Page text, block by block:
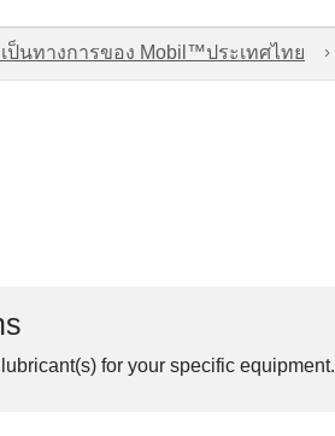
นทางการของ Mobil™ประเทศไทย
for your specific equipment.